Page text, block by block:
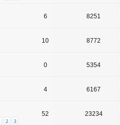
6 8251
10 8772
0 5354
4 6167
2 3
52 23234